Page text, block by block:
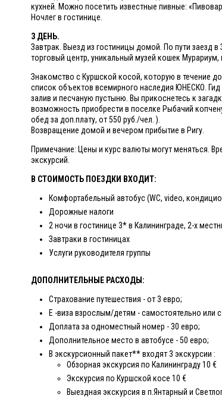
кухней. Можно посетить известные пивные:
Ночлег в гостинице.
3 ДЕНЬ.
Завтрак. Выезд из гостиницы домой. По пути заезд
торговый центр, уникальный музей кошек
Знакомство с Куршской косой, которую в течение
список объектов всемирного наследия ЮНЕСКО.
залив и песчаную пустыню. Вы прикоснетесь к
возможность приобрести в поселке Рыбачий
обед за доп.плату, от 550 руб./чел. ).
Возвращение домой и вечером прибытие в Ригу.
Примечание: Цены и курс валюты могут меняться.
экскурсий.
В СТОИМОСТЬ ПОЕЗДКИ ВХОДИТ:
Комфортабельный автобус (WC, video,
Дорожные налоги
2 ночи в гостинице 3* в Калининграде, 2-х
Завтраки в гостиницах
Услуги руководителя группы
ДОПОЛНИТЕЛЬНЫЕ РАСХОДЫ:
Страхование путешествия - от 3 евро;
E -виза взрослым/детям - самостоятельно
Доплата за одноместный номер - 30 евро;
Дополнительное место в автобусе - 50 евро;
В экскурсионный пакет** входят 3 экскурсии :
Обзорная экскурсия по Калининграду 10 €
Экскурсия по Куршской косе 10 €
Выездная экскурсия в п.Янтарный и